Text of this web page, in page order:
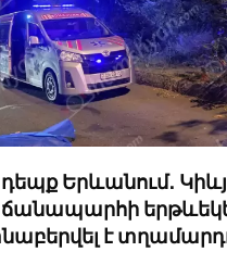
Երևանում․
է